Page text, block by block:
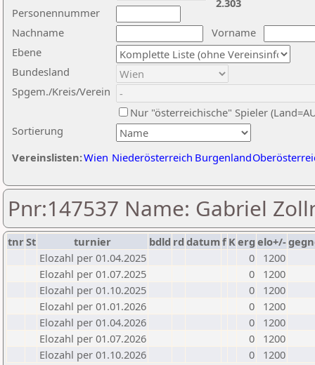
Nachname
Vorname
Ebene
Sortierung
Personennummer
Bundesland
Spgem./Kreis/Verein
Nur "österreichische" Spieler
Vereinslisten:Wien Niederösterreich Burgenland
2.303
Pnr:147537 Name: Gabriel
tnrSt turnier bdld rd datumf Kerg elo+/-
Elozahl per 01.04.2025
0
1200
Elozahl per 01.07.2025
0
1200
Elozahl per 01.10.2025
0
1200
Elozahl per 01.01.2026
0
1200
Elozahl per 01.04.2026
0
1200
Elozahl per 01.07.2026
0
1200
Elozahl per 01.10.2026
0 1200